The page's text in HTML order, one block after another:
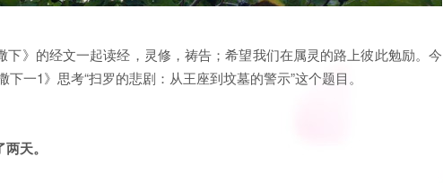
》的经文一起读经，灵修，祷告；希望我们在属灵的路上彼此勉励。今
1》思考“扫罗的悲剧：从王座到坟墓的警示”这个题目。
天。